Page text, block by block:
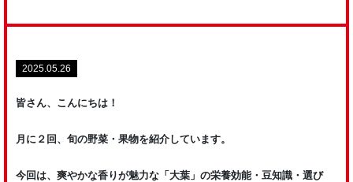
2025.05.26
皆さん、こんにちは！
月に２回、旬の野菜・果物を紹介しています。
今回は、爽やかな香りが魅力な「大葉」の栄養効能・豆知識・選び